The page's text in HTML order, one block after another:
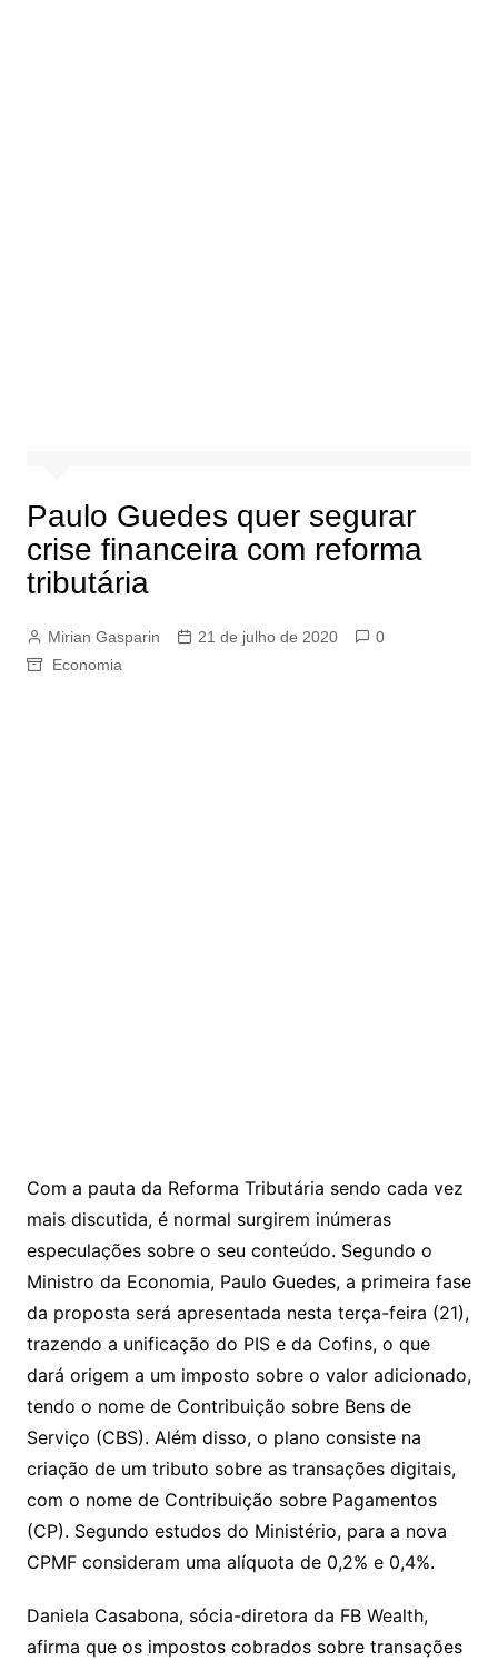
Paulo Guedes quer segurar
crise financeira com reforma
tributária
Mirian Gasparin 21 de julho de 2020
0
Economia
Com a pauta da Reforma Tributária sendo cada vez
mais discutida, é normal surgirem inúmeras
especulações sobre o seu conteúdo. Segundo o
Ministro da Economia, Paulo Guedes, a primeira fase
da proposta será apresentada nesta terça-feira (21),
trazendo a unificação do PIS e da Cofins, o que
dará origem a um imposto sobre o valor adicionado,
tendo o nome de Contribuição sobre Bens de
Serviço (CBS). Além disso, o plano consiste na
criação de um tributo sobre as transações digitais,
com o nome de Contribuição sobre Pagamentos
(CP). Segundo estudos do Ministério, para a nova
CPMF consideram uma alíquota de 0,2% e 0,4%.
Daniela Casabona, sócia-diretora da FB Wealth,
afirma que os impostos cobrados sobre transações